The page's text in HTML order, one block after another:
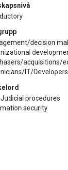
decision
acquisitions/
IT/Developers
Judicial procedures
security